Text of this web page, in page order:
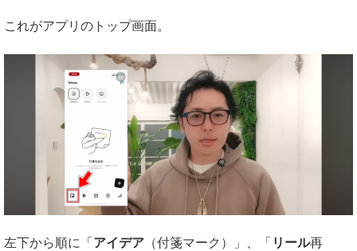
これがアプリのトップ画面。
左下から順に「 アイデア （付箋マーク）」、「 リール再